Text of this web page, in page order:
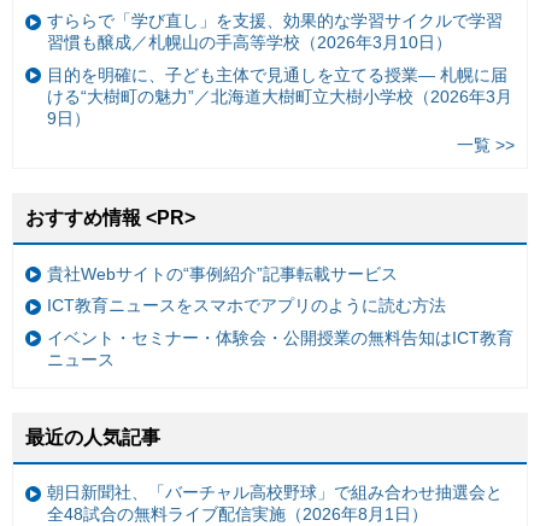
すららで「学び直し」を支援、効果的な学習サイクルで学習
習慣も醸成／札幌山の手高等学校（2026年3月10日）
目的を明確に、子ども主体で見通しを立てる授業— 札幌に届
ける“大樹町の魅力”／北海道大樹町立大樹小学校（2026年3月
9日）
一覧 >>
おすすめ情報 <PR>
貴社Webサイトの“事例紹介”記事転載サービス
ICT教育ニュースをスマホでアプリのように読む方法
イベント・セミナー・体験会・公開授業の無料告知はICT教育
ニュース
最近の人気記事
朝日新聞社、「バーチャル高校野球」で組み合わせ抽選会と
全48試合の無料ライブ配信実施（2026年8月1日）